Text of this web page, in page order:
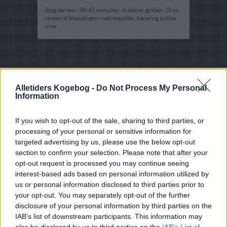
Alletiders Kogebog - Do Not Process My Personal
Information
If you wish to opt-out of the sale, sharing to third parties, or
processing of your personal or sensitive information for
targeted advertising by us, please use the below opt-out
section to confirm your selection. Please note that after your
opt-out request is processed you may continue seeing
interest-based ads based on personal information utilized by
us or personal information disclosed to third parties prior to
your opt-out. You may separately opt-out of the further
disclosure of your personal information by third parties on the
IAB’s list of downstream participants. This information may
Steg tærten i 30-45 minutter, til den er gylden. Drys
resten af blandingen med mandler, kanel og sukker
over.